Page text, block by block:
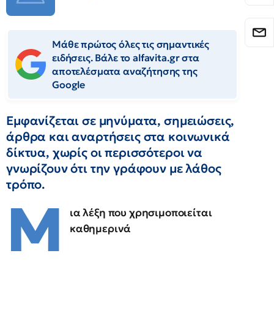
Μάθε πρώτος όλες τις σημαντικές
ειδήσεις. Βάλε το alfavita.gr στα
αποτελέσματα αναζήτησης της
Google
Εμφανίζεται σε μηνύματα, σημειώσεις,
άρθρα και αναρτήσεις στα κοινωνικά
δίκτυα, χωρίς οι περισσότεροι να
γνωρίζουν ότι την γράφουν με λάθος
τρόπο.
Μ
ια λέξη που χρησιμοποιείται
καθημερινά